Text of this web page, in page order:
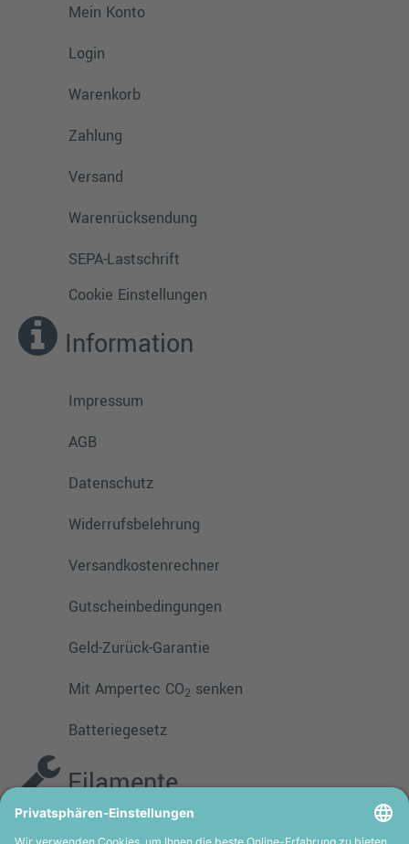
Mein Konto
Login
Warenkorb
Zahlung
Versand
Warenrücksendung
SEPA-Lastschrift
Cookie Einstellungen
Information
Impressum
AGB
Datenschutz
Widerrufsbelehrung
Versandkostenrechner
Gutscheinbedingungen
Geld-Zurück-Garantie
Mit Ampertec CO2 senken
Batteriegesetz
Filamente
ASA PLA HIPS PMMA PETG PVA TPE